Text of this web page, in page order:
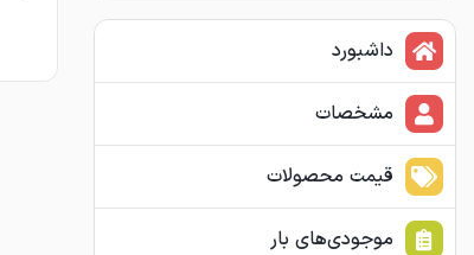
داشبورد
مشخصات
قیمت محصولات
موجودی‌های بار